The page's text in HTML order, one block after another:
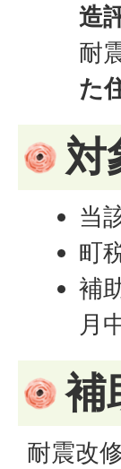
造
耐
た
対
当
町
補
月
補
耐震改